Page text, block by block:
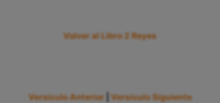
Volver al Libro 2 Reyes
Versículo Anterior Versículo Siguiente